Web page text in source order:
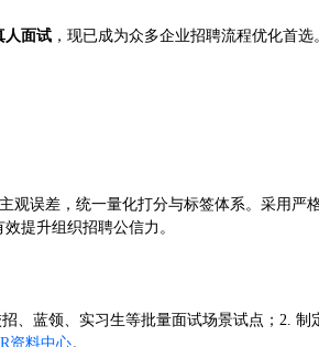
人面试 ，现已成为众多企业招聘流程优化首
误差，统一量化打分与标签体系。采用
提升组织招聘公信力。
蓝领、实习生等批量面试场景试点；2.
资料中心。